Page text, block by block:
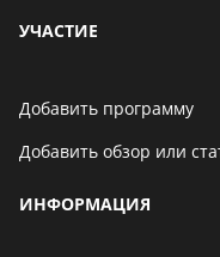
УЧАСТИЕ
Добавить программу
Добавить обзор или
ИНФОРМАЦИЯ